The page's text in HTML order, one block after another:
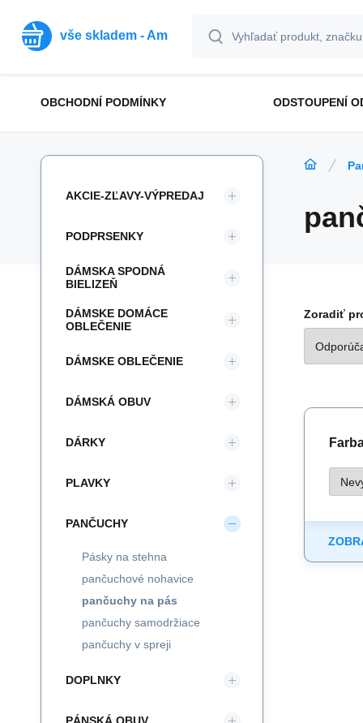
vše skladem - Am
OBCHODNÍ PODMÍNKY ODSTOUPENÍ
Zoradiť
AKCIE-ZĽAVY-VÝPREDAJ
PODPRSENKY
DÁMSKA SPODNÁ
BIELIZEŇ
DÁMSKE DOMÁCE
OBLEČENIE
DÁMSKE OBLEČENIE
DÁMSKÁ OBUV
DÁRKY
PLAVKY
PANČUCHY
Pásky na stehna
pančuchové nohavice
pančuchy na pás
pančuchy samodržiace
pančuchy v spreji
DOPLNKY